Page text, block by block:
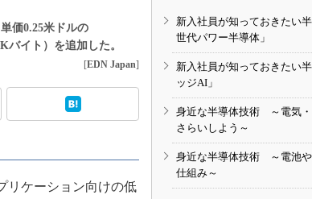
価0.25米ドルの
バイト）を追加した。
[EDN Japan]
リケーション向けの低
新入社員が知っておきたい
世代パワー半導体」
新入社員が知っておきたい
ッジAI」
身近な半導体技術 ～電気
さらいしよう～
身近な半導体技術 ～電池
仕組み～